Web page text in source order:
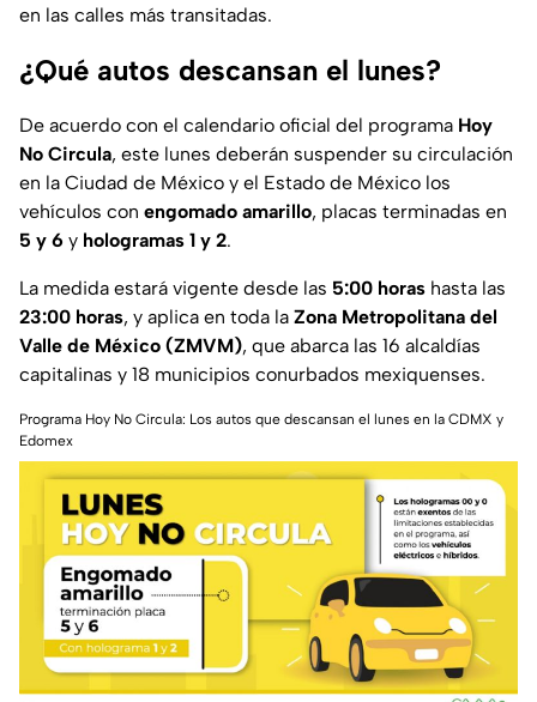
en las calles más transitadas.
¿Qué autos descansan el lunes?
De acuerdo con el calendario oficial del programa Hoy
No Circula, este lunes deberán suspender su circulación
en la Ciudad de México y el Estado de México los
vehículos con engomado amarillo, placas terminadas en
5 y 6 y hologramas 1 y 2.
La medida estará vigente desde las 5:00 horas hasta las
23:00 horas, y aplica en toda la Zona Metropolitana del
Valle de México (ZMVM), que abarca las 16 alcaldías
capitalinas y 18 municipios conurbados mexiquenses.
Programa Hoy No Circula: Los autos que descansan el lunes en la CDMX y
Edomex